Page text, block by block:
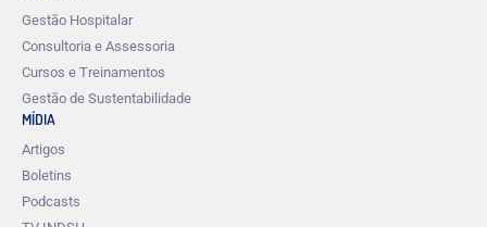
Gestão Hospitalar
Consultoria e Assessoria
Cursos e Treinamentos
Gestão de Sustentabilidade
MÍDIA
Artigos
Boletins
Podcasts